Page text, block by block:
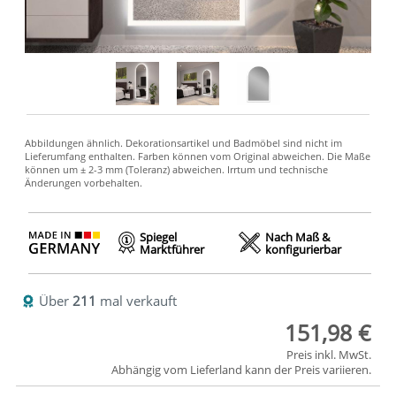
Spiegel
Marktführer
Nach Maß &
konfigurierbar
Über 211 mal verkauft
151,98 €
Preis inkl. MwSt.
Abhängig vom Lieferland kann der Preis variieren.